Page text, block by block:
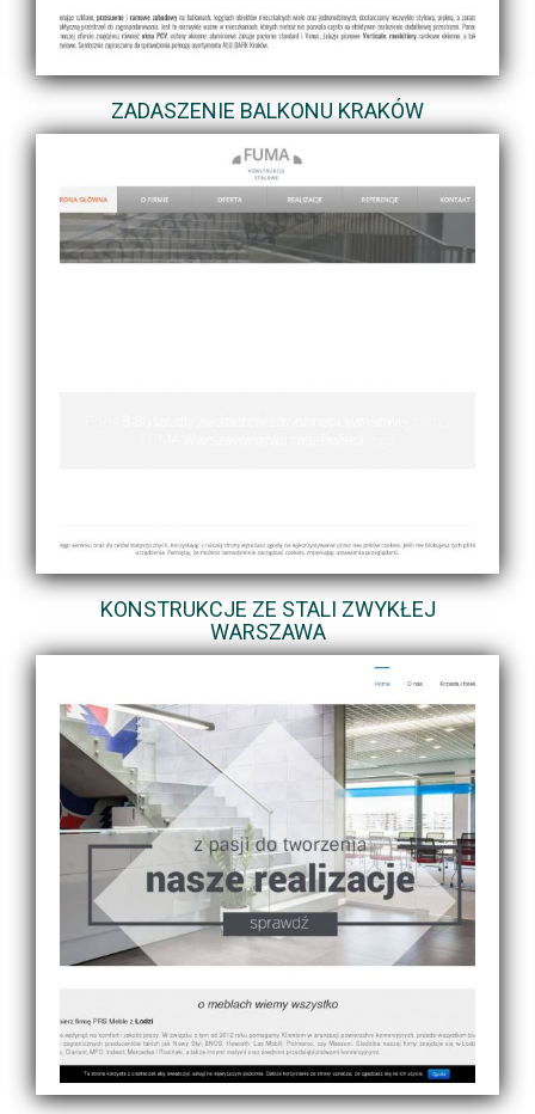
ZADASZENIE BALKONU KRAKÓW
KONSTRUKCJE ZE STALI ZWYKŁEJ
WARSZAWA